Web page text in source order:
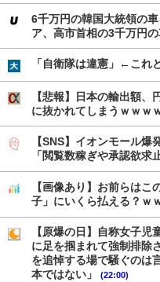
6千万円の韓国大統領の
ア、高市首相の3千万円
「自衛隊は違憲」←これ
【悲報】日本の輸出額、
に抜かれてしまうｗｗｗ
【SNS】イオンモール
「閲覧数稼ぎや承認欲求
【画像あり】お前らは
子」にいくら払える？ｗ
【原爆の日】自称女子
に足を掴まれて強制排除
を追悼する場で騒ぐのは
本ではない」
(22:00)